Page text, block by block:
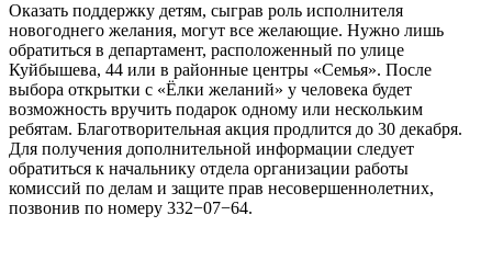
Оказать поддержку детям, сыграв роль исполнителя
новогоднего желания, могут все желающие. Нужно лишь
обратиться в департамент, расположенный по улице
Куйбышева, 44 или в районные центры «Семья». После
выбора открытки с «Ёлки желаний» у человека будет
возможность вручить подарок одному или нескольким
ребятам. Благотворительная акция продлится до 30 декабря.
Для получения дополнительной информации следует
обратиться к начальнику отдела организации работы
комиссий по делам и защите прав несовершеннолетних,
позвонив по номеру 332−07−64.